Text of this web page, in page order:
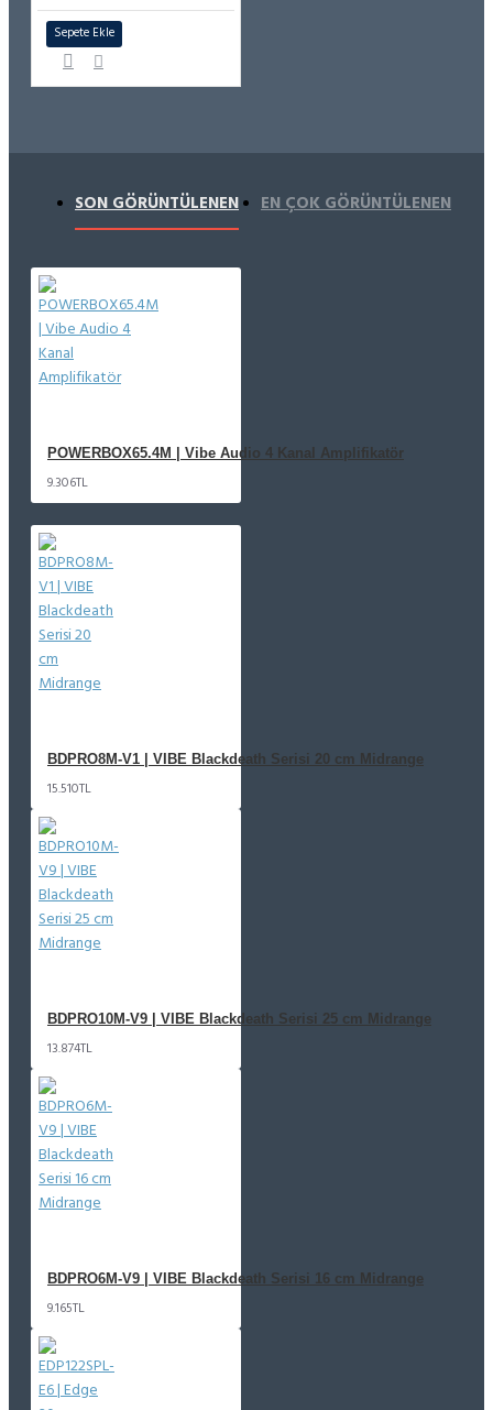
Sepete Ekle
SON GÖRÜNTÜLENEN EN ÇOK GÖRÜNTÜLENEN
POWERBOX65.4M | Vibe Audio 4 Kanal Amplifikatör
9.306TL
BDPRO8M-V1 | VIBE Blackdeath Serisi 20 cm Midrange
15.510TL
BDPRO10M-V9 | VIBE Blackdeath Serisi 25 cm Midrange
13.874TL
BDPRO6M-V9 | VIBE Blackdeath Serisi 16 cm Midrange
9.165TL